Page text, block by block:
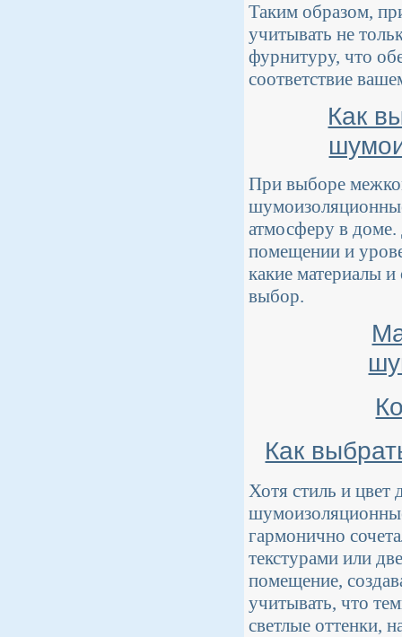
Таким образом,
учитывать не
фурнитуру, что
соответствие
Как
При выборе
атмосферу в доме.
помещении и
какие материалы
выбор.
Как
Хотя стиль и цвет
гармонично
текстурами или
помещение,
учитывать, что
светлые оттенки,